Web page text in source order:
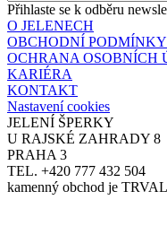
Přihlaste se k odběru
O JELENECH
OBCHODNÍ PODMÍNKY
OCHRANA OSOBNÍCH
KARIÉRA
KONTAKT
Nastavení cookies
JELENÍ ŠPERKY
U RAJSKÉ ZAHRADY 8
PRAHA 3
TEL. +420 777 432 504
kamenný obchod je